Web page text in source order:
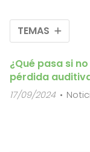
TEMAS
¿Qué pasa si
pérdida
17/09/2024